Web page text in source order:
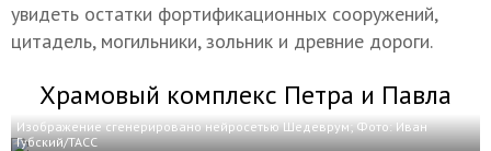
увидеть остатки фортификационных сооружений,
цитадель, могильники, зольник и древние дороги.
Храмовый комплекс Петра и Павла
Изображение сгенерировано нейросетью Шедеврум; Фото: Иван
Губский/ТАСС